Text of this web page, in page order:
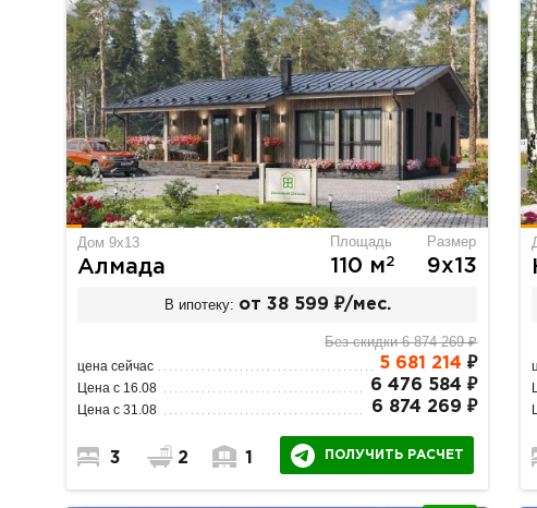
Дом 9х13
Алмада
Площадь
110 м2
Размер
9х13
В ипотеку: от 38 599 ₽/мес.
Без скидки 6 874 269 ₽
цена сейчас 5 681 214 ₽
Цена с 16.08 6 476 584 ₽
Цена с 31.08 6 874 269 ₽
3 2 1 ПОЛУЧИТЬ РАСЧЕТ